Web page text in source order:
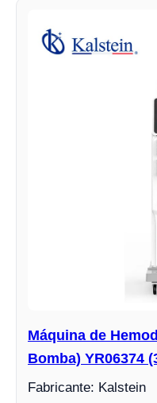
Máquina de
Bomba) YR06374
Fabricante: Kalstein